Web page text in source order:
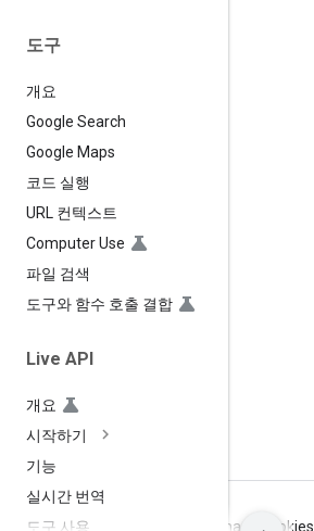
도구
개요
Google Search
Google Maps
코드 실행
URL 컨텍스트
Computer Use
파일 검색
도구와 함수 호출 결합
Live API
개요
시작하기
기능
실시간 번역
도구 사용
약관 개인정보처리방침 Manage cookies